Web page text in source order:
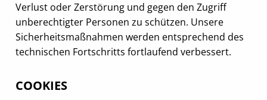
Verlust oder Zerstörung und gegen den Zugriff
unberechtigter Personen zu schützen. Unsere
Sicherheitsmaßnahmen werden entsprechend des
technischen Fortschritts fortlaufend verbessert.
COOKIES